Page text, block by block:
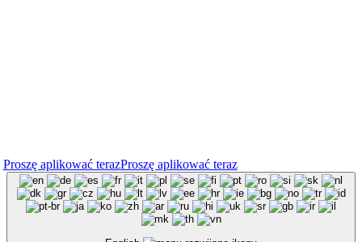
Proszę aplikować terazProszę aplikować teraz